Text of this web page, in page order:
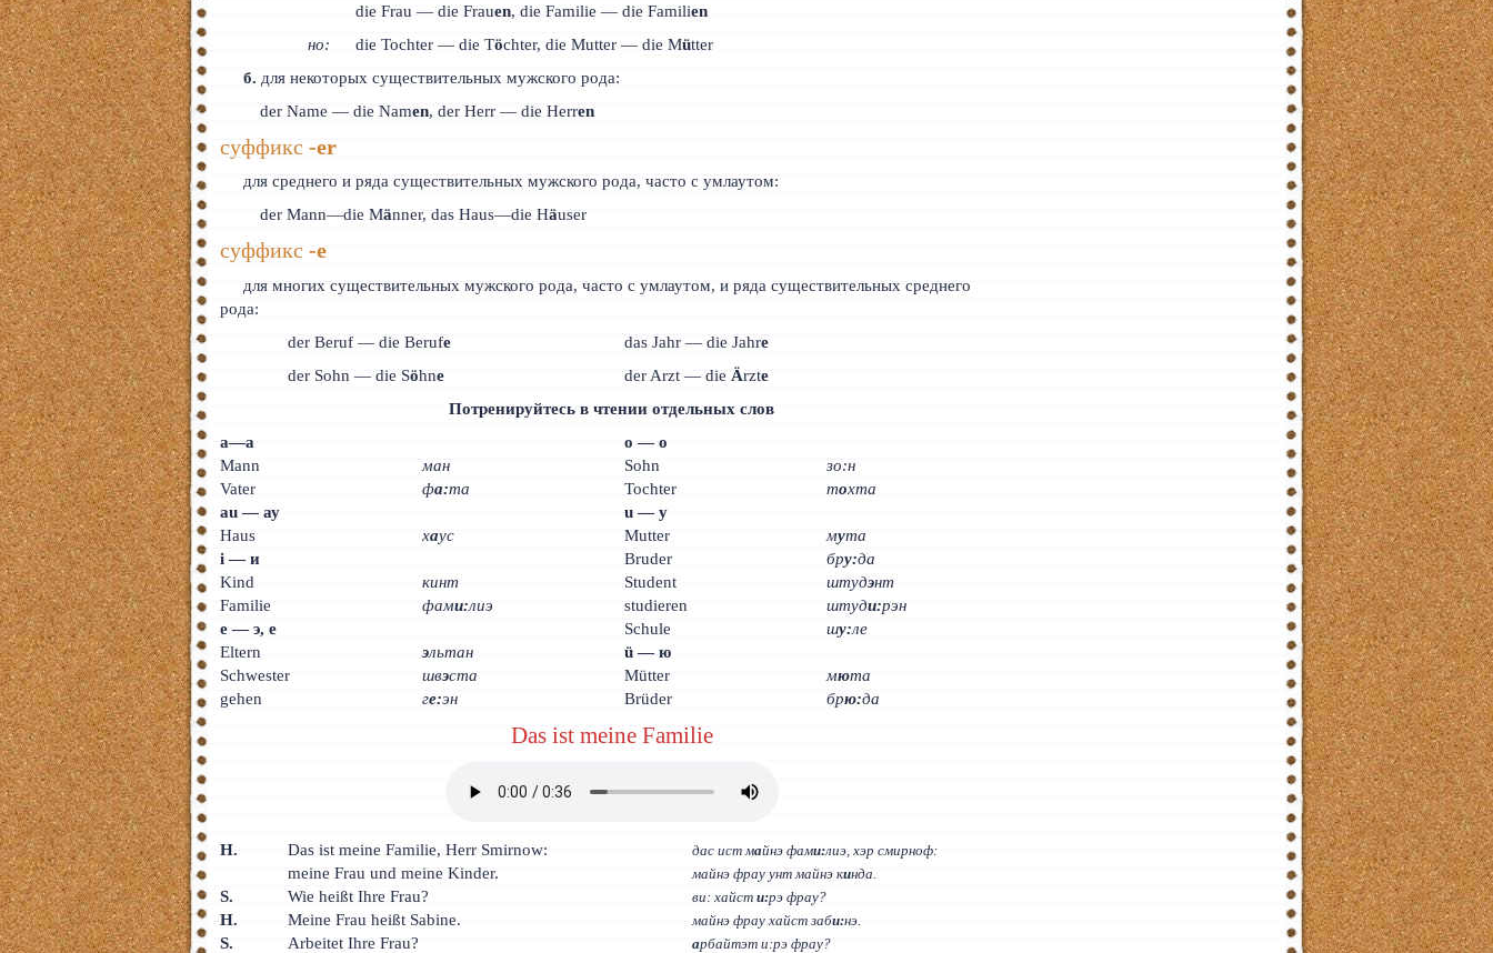
die Frau — die Frauen, die Familie — die Familien
но:
die Tochter — die Töchter, die Mutter — die Mütter
б. для некоторых существительных мужского рода:
der Name — die Namen, der Herr — die Herren
суффикс-еr
для среднего и ряда существительных мужского рода, часто с умлаутом:
der Mann—die Männer, das Haus—die Häuser
суффикс-е
для многих существительных мужского рода, часто с умлаутом, и ряда существительных среднего
рода:
der Beruf — die Berufe das Jahr — die Jahre
der Sohn — die Söhne der Arzt — die Ärzte
Потренируйтесь в чтении отдельных слов
а—а
Mann
ман
Vater
фа:та
au — ау
Haus
хаус
i — и
Kind
кинт
Familie
фами:лиэ
e — э, e
Eltern
эльтан
Schwester
швэста
gehen
ге:эн
о — о
Sohn
зо:н
Tochter
тохта
u — у
Mutter
мута
Bruder
бру:да
Student
штудэнт
studieren
штуди:рэн
Schule
шу:ле
ü — ю
Mütter
мюта
Brüder
брю:да
Das ist meine Familie
H.
Das ist meine Familie, Herr Smirnow:
meine Frau und meine Kinder.
дас ист майнэ фами:лиэ, хэр смирноф:
майнэ фрау унт майнэ кинда.
S. Wie heißt Ihre Frau? ви: хайст и:рэ фрау?
H. Meine Frau heißt Sabine. майнэ фрау хайст заби:нэ.
S. Arbeitet Ihre Frau? арбайтэт и:рэ фрау?